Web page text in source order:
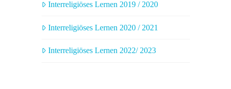
Interreligiöses Lernen 2019 / 2020
Interreligiöses Lernen 2020 / 2021
Interreligiöses Lernen 2022/ 2023